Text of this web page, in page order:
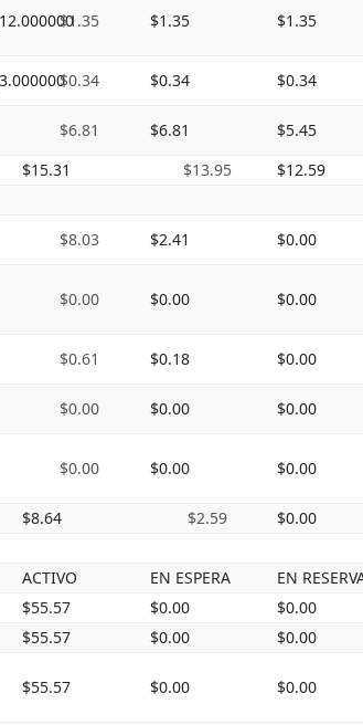
$1.35 $1.35 $1.35
$0.34 $0.34
$0.34
$6.81 $6.81
$5.45
$15.31 $13.95
$12.59
$8.03 $2.41
$0.00
$0.00 $0.00 $0.00
$0.61 $0.18
$0.00
$0.00 $0.00
$0.00
$0.00 $0.00 $0.00
$8.64 $2.59
$0.00
ACTIVO EN ESPERA
EN
$55.57 $0.00
$0.00
$55.57 $0.00
$0.00
$55.57 $0.00 $0.00